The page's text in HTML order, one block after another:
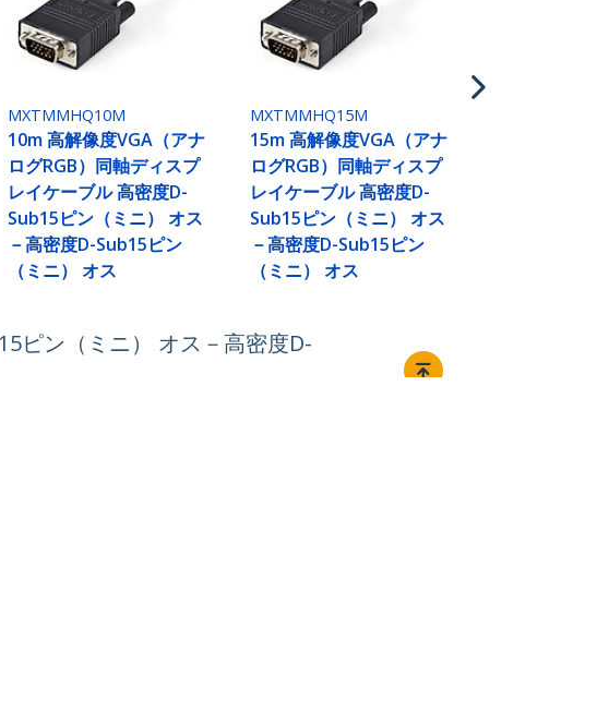
MXTMMHQ10M
10m 高解像度VGA（アナ
ログRGB）同軸ディスプ
レイケーブル 高密度D-
Sub15ピン（ミニ） オス
－高密度D-Sub15ピン
（ミニ） オス
MXTMMHQ15M
15m 高解像度VGA（アナ
ログRGB）同軸ディスプ
レイケーブル 高密度D-
Sub15ピン（ミニ） オス
－高密度D-Sub15ピン
（ミニ） オス
ピン（ミニ） オス－高密度D-